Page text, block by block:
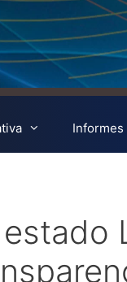
Informes